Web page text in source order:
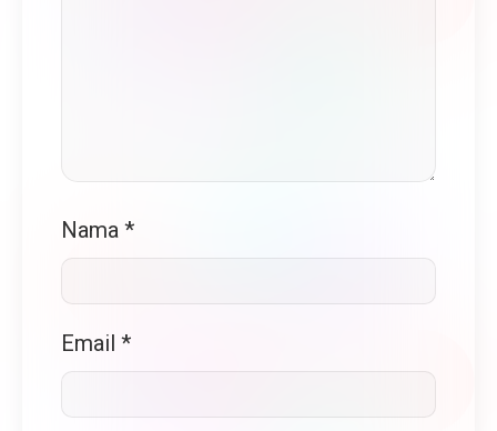
Nama *
Email *